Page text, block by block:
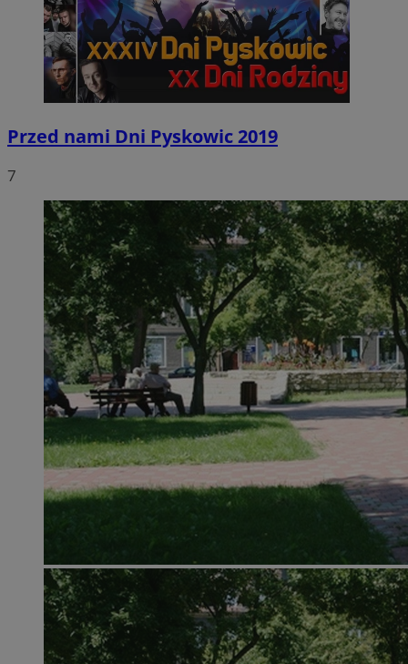
Przed nami Dni Pyskowic 2019
7